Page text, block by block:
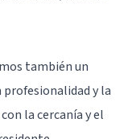
también un
y la
la cercanía y el